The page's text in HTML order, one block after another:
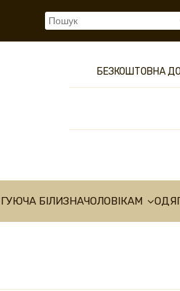
БЕЗКОШТОВНА
БІЛИЗНАЧОЛОВІКАМ